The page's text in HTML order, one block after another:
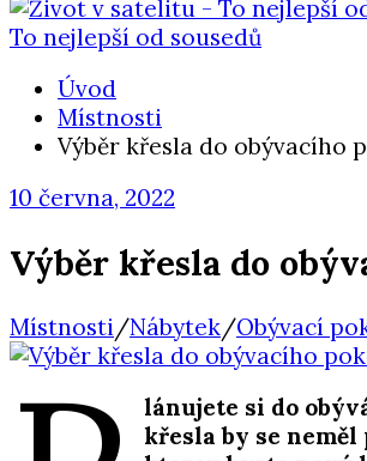
To nejlepší od sousedů
Úvod
Místnosti
Výběr křesla do obývacího
10 června, 2022
Výběr křesla do
Místnosti/Nábytek/Obývací
lánujete si do
křesla by se neměl